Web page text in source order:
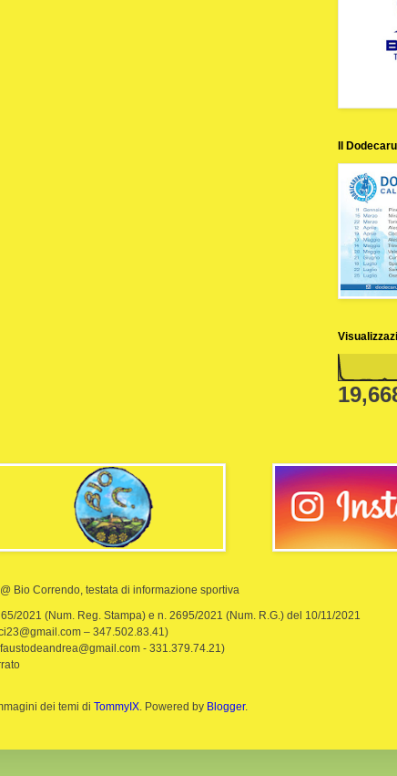
Il
@ Bio Correndo, testata di informazione sportiva
65/2021 (Num. Reg. Stampa) e n. 2695/2021 (Num. R.G.) del 10/11/2021
– 347.502.83.41)
- 331.379.74.21)
dei temi di TommyIX. Powered by Blogger.